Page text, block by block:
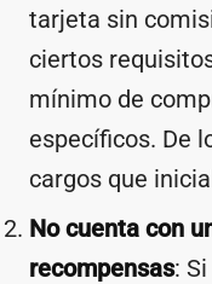
tarjeta sin
ciertos
mínimo de
específicos. De
cargos que
No cuenta con
recompensas: